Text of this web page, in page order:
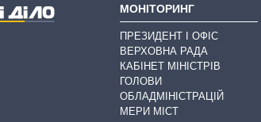
МОНІТОРИНГ
ПРЕЗИДЕНТ І ОФІС
ВЕРХОВНА РАДА
КАБІНЕТ МІНІСТРІВ
ГОЛОВИ
ОБЛАДМІНІСТРАЦІЙ
МЕРИ МІСТ